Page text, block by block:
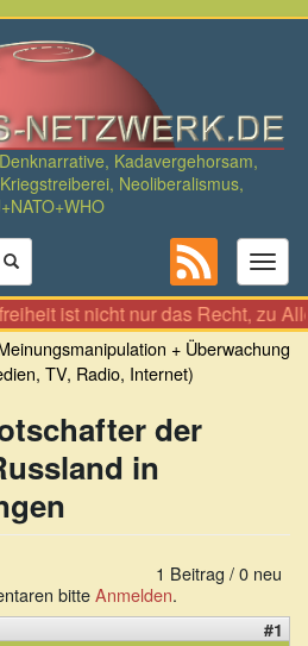
Kadavergehorsam,
Neoliberalismus,
nicht nur das Recht, zu Allem
+ Überwachung
TV, Radio, Internet)
der
in
1 Beitrag / 0 neu
bitteAnmelden.
#1